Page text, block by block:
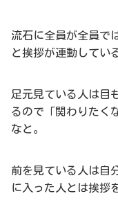
流石に全員が全員で
と挨拶が連動してい
足元見ている人は目
るので「関わりたく
なと。
前を見ている人は自
に入った人とは挨拶